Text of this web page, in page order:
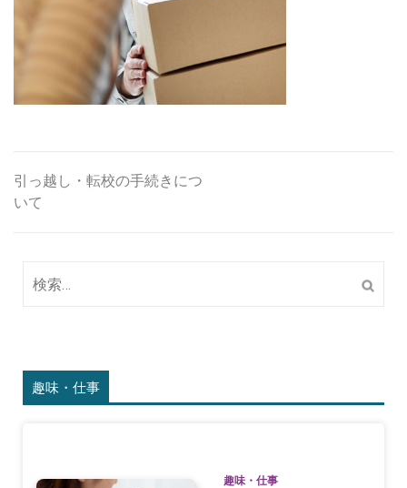
投
ビ
シ
引っ越し・転校の手続きにつ
いて
索:
趣味・仕事
趣味・仕事